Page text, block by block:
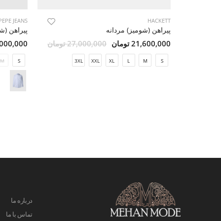
HACKETT
پیراهن (شومیز) مردانه
21,600,000 تومان 27,000,000 تومان
S
M
L
XL
XXL
3XL
JEANS
پیراهن
16,000,000
S
M
درباره ما
تماس با ما